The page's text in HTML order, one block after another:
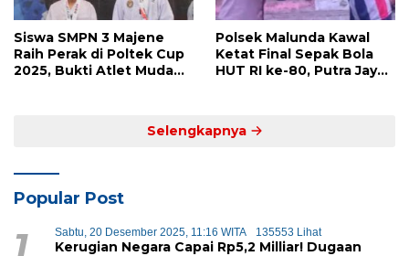
Siswa SMPN 3 Majene
Raih Perak di Poltek Cup
2025, Bukti Atlet Muda
Polsek Malunda Kawal
Ketat Final Sepak Bola
HUT RI ke-80, Putra Jaya
Selengkapnya
Popular Post
1 Sabtu, 20 Desember 2025, 11:16 WITA 135553 Lihat
Kerugian Negara Capai Rp5,2 Milliar! Dugaan